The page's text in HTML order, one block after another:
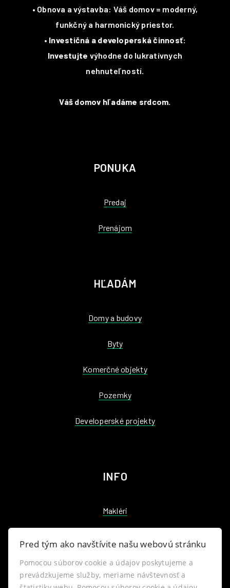
• Obnova a výstavba: Váš domov = moderný,
funkčný a harmonický priestor.
• Investičná a developerská činnosť:
Investujte výhodne do lukratívnych
nehnuteľností.
Váš domov hľadáme srdcom.
PONUKA
Predaj
Prenájom
HĽADÁM
Domy a budovy
Byty
Komerčné objekty
Pozemky
Developerské projekty
INFO
Makléri
Kontakt
Pred tým ako navštívite našu webovú stránku
Pomocou súborov cookie a údajov poskytujeme a
prevádzkujeme služby, meriame návštevnosť a